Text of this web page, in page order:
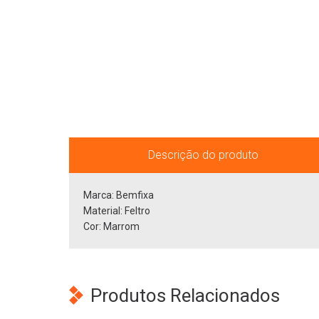
Descrição do produto
Marca: Bemfixa
Material: Feltro
Cor: Marrom
Produtos Relacionados